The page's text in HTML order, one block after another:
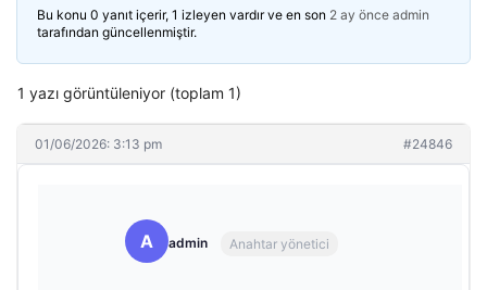
Bu konu 0 yanıt içerir, 1 izleyen vardır ve en son 2 ay önce admin
tarafından güncellenmiştir.
1 yazı görüntüleniyor (toplam 1)
01/06/2026: 3:13 pm #24846
A admin Anahtar yönetici